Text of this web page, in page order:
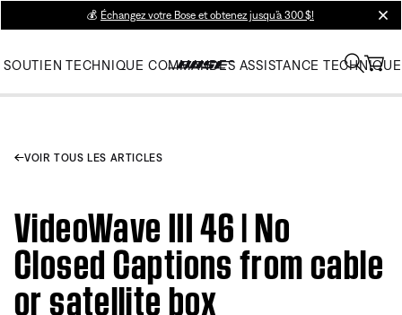
💰 Échangez votre Bose et obtenez jusqu’à 300 $!
SOUTIEN TECHNIQUE COMMANDES ASSISTANCE TECHNIQUE
VOIR TOUS LES ARTICLES
VideoWave III 46 | No
Closed Captions from cable
or satellite box